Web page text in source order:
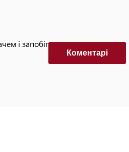
і запобігти автоматизованим
Коментарi